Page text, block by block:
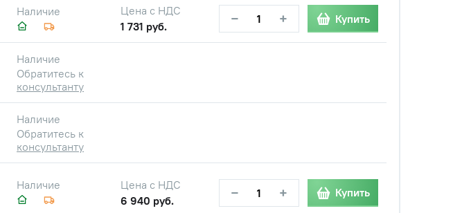
Наличие
Цена с НДС
1 731 руб.
− + Купить
Наличие
Обратитесь к
консультанту
Наличие
Обратитесь к
консультанту
Наличие
Цена с НДС
6 940 руб.
− + Купить